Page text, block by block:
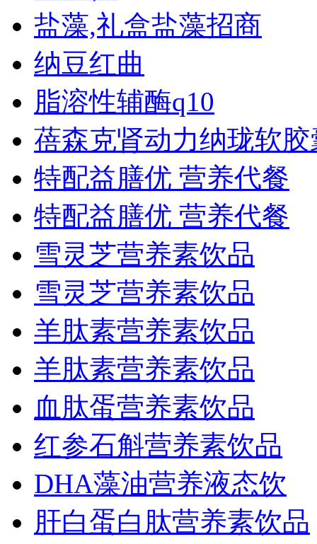
盐藻,礼盒盐藻招商
纳豆红曲
脂溶性辅酶q10
蓓森克肾动力纳珑软胶
特配益膳优 营养代餐
特配益膳优 营养代餐
雪灵芝营养素饮品
雪灵芝营养素饮品
羊肽素营养素饮品
羊肽素营养素饮品
血肽蛋营养素饮品
红参石斛营养素饮品
DHA藻油营养液态饮
肝白蛋白肽营养素饮品